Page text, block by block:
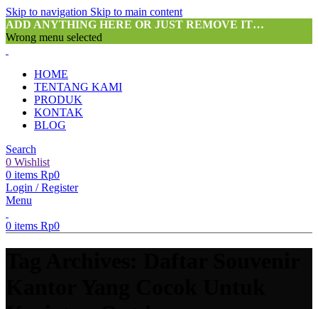
Skip to navigation Skip to main content
ADD ANYTHING HERE OR JUST REMOVE IT…
Wrong menu selected
HOME
TENTANG KAMI
PRODUK
KONTAK
BLOG
Search
0 Wishlist
0 items Rp0
Login / Register
Menu
0 items Rp0